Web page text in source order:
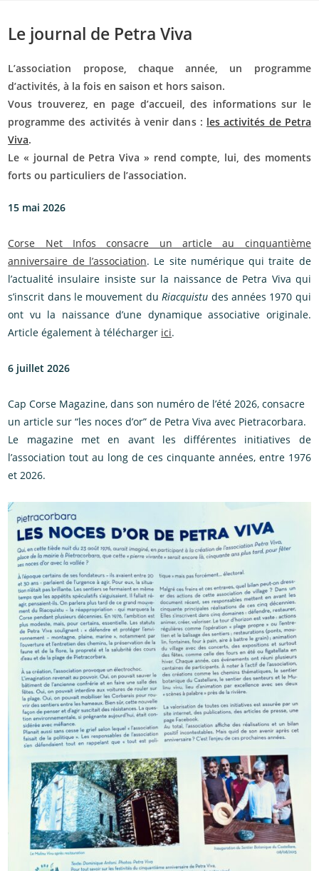
content
Le journal de Petra Viva
L’association propose, chaque année, un programme
d’activités, à la fois en saison et hors saison.
Vous trouverez, en page d’accueil, des informations sur le
programme des activités à venir dans : les activités de Petra
Viva.
Le « journal de Petra Viva » rend compte, lui, des moments
forts ou particuliers de l’association.
15 mai 2026
Corse Net Infos consacre un article au cinquantième
anniversaire de l’association. Le site numérique qui traite de
l’actualité insulaire insiste sur la naissance de Petra Viva qui
s’inscrit dans le mouvement duRiacquistu des années 1970 qui
ont vu la naissance d’une dynamique associative originale.
Article également à télécharger ici.
6 juillet 2026
Cap Corse Magazine, dans son numéro de l’été 2026, consacre
un article sur “les noces d’or” de Petra Viva avec Pietracorbara.
Le magazine met en avant les différentes initiatives de
l’association tout au long de ces cinquante années, entre 1976
et 2026.